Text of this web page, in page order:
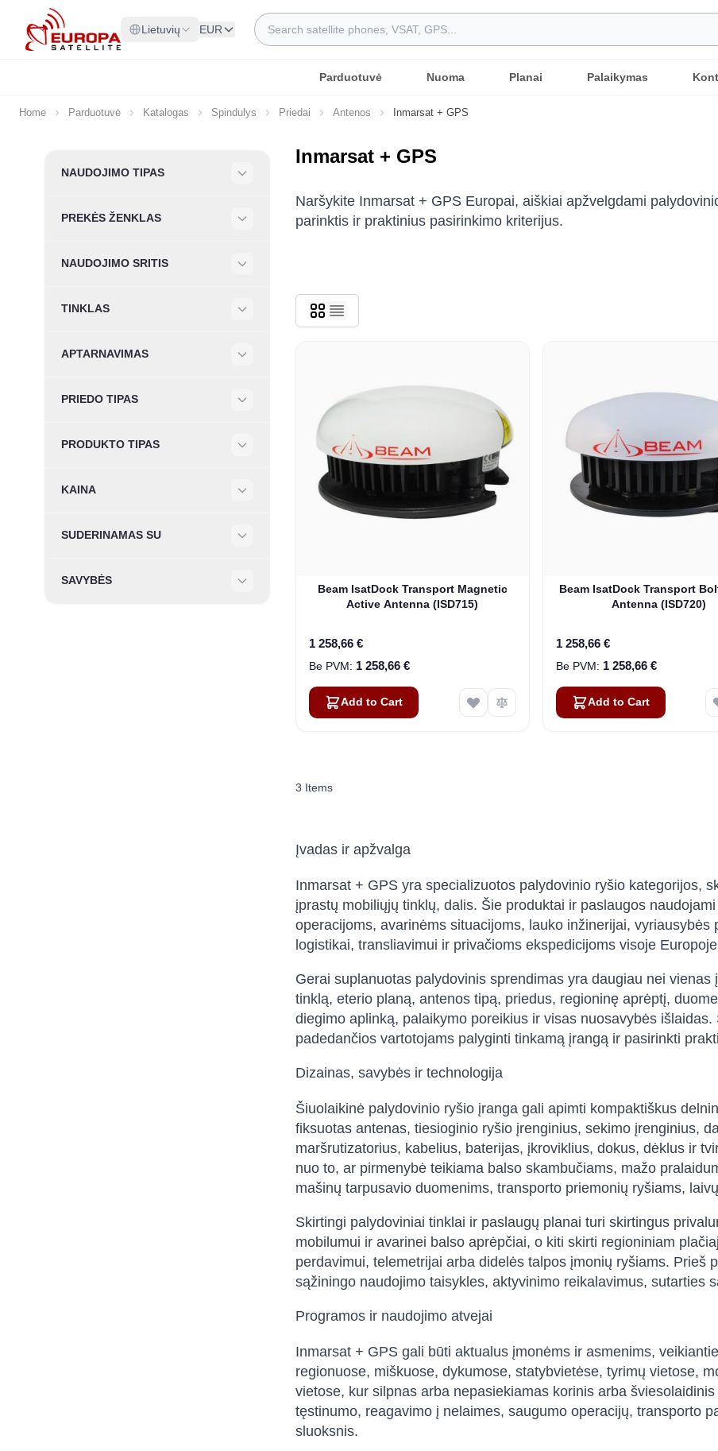
Skip to Content
Lietuvių EUR
Search
Parduotuvė Nuoma Planai Palaikymas
Home Parduotuvė Katalogas Spindulys Priedai Antenos Inmarsat + GPS
Skip to product list
NAUDOJIMO TIPAS
PREKĖS ŽENKLAS
NAUDOJIMO SRITIS
TINKLAS
APTARNAVIMAS
PRIEDO TIPAS
PRODUKTO TIPAS
KAINA
SUDERINAMAS SU
SAVYBĖS
Inmarsat + GPS
Naršykite Inmarsat + GPS Europai, aiškiai apžvelgdami
parinktis ir praktinius pasirinkimo kriterijus.
Beam IsatDock Transport Magnetic
Active Antenna (ISD715)
1 258,66 €
1 258,66 €
Add to Cart
Beam IsatDock Transport
Antenna (ISD720)
1 258,66 €
1 258,66 €
Add to Cart
3 Items
Įvadas ir apžvalga
Inmarsat + GPS yra specializuotos palydovinio ryšio kategorijos,
įprastų mobiliųjų tinklų, dalis. Šie produktai ir paslaugos
operacijoms, avarinėms situacijoms, lauko inžinerijai,
logistikai, transliavimui ir privačioms ekspedicijoms visoje
Gerai suplanuotas palydovinis sprendimas yra daugiau nei
tinklą, eterio planą, antenos tipą, priedus, regioninę aprėptį,
diegimo aplinką, palaikymo poreikius ir visas nuosavybės
padedančios vartotojams palyginti tinkamą įrangą ir pasirinkti
Dizainas, savybės ir technologija
Šiuolaikinė palydovinio ryšio įranga gali apimti kompaktiškus
fiksuotas antenas, tiesioginio ryšio įrenginius, sekimo įrenginius,
maršrutizatorius, kabelius, baterijas, įkroviklius, dokus, dėklus ir
nuo to, ar pirmenybė teikiama balso skambučiams, mažo
mašinų tarpusavio duomenims, transporto priemonių ryšiams,
Skirtingi palydoviniai tinklai ir paslaugų planai turi skirtingus
mobilumui ir avarinei balso aprėpčiai, o kiti skirti regioniniam
perdavimui, telemetrijai arba didelės talpos įmonių ryšiams. Prieš
sąžiningo naudojimo taisykles, aktyvinimo reikalavimus, sutarties
Programos ir naudojimo atvejai
Inmarsat + GPS gali būti aktualus įmonėms ir asmenims,
regionuose, miškuose, dykumose, statybvietėse, tyrimų vietose,
vietose, kur silpnas arba nepasiekiamas korinis arba
tęstinumo, reagavimo į nelaimes, saugumo operacijų, transporto
sluoksnis.